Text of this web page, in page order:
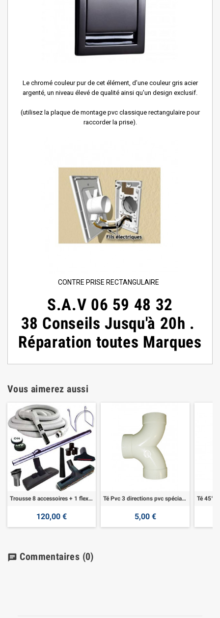
Le chromé couleur pur de cet élément, d’une couleur gris acier
argenté, un niveau élevé de qualité ainsi qu'un design exclusif.
(utilisez la plaque de montage pvc classique rectangulaire pour
raccorder la prise).
CONTRE PRISE RECTANGULAIRE
S.A.V 06 59 48 32
38 Conseils Jusqu'à 20h .
Réparation toutes Marques
Vous aimerez aussi
Trousse 8 accessoires + 1 flexible 7,60 m
120,00 €
Té Pvc 3 directions pvc spécial aspiration
5,00 €
chat Commentaires (0)